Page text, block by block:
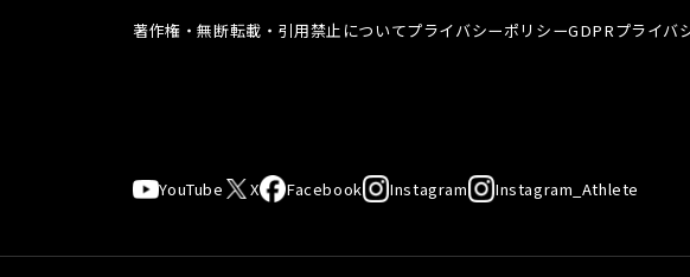
著作権・無断転載・引用禁止についてプライバシーポリシーGDPRプライバ
YouTube X Facebook Instagram Instagram_Athlete